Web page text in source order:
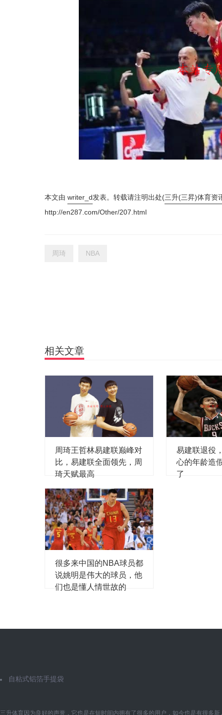
本文由 writer_d发表。转载请注明出处(三升(三昇)体育资
http://en287.com/Other/207.html
周琦 NBA
相关文章
周琦王哲林易建联巅峰对
比，易建联全面领先，周
琦天赋最高
易建联退役
心的年龄造
了
很多来中国的NBA球员都
说姚明是伟大的球员，他
们也是懂人情世故的
自粘式铝箔手提袋
三升体育因为良好的声誉，它也是在短时间内拥有了很多的用户，如今也是有很多